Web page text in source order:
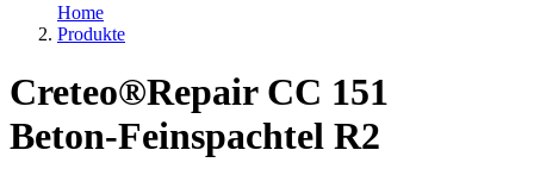
Home
Produkte
Creteo®Repair CC 151
Beton-Feinspachtel R2